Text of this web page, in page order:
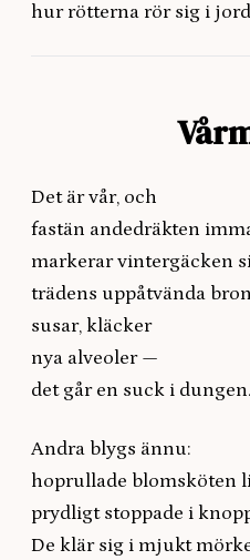
hur rötterna rör sig i
Det är vår, och
fastän andedräkten
markerar vintergäcken
trädens uppåtvända
susar, kläcker
nya alveoler —
det går en suck i dungen.
Andra blygs ännu:
hoprullade blomsköten
prydligt stoppade i
De klär sig i mjukt